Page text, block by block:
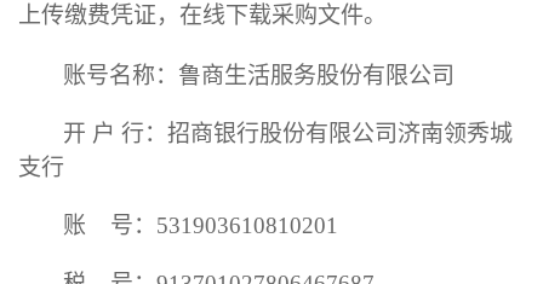
上传缴费凭证，在线下载采购文件。
账号名称：鲁商生活服务股份有限公司
开 户 行：招商银行股份有限公司济南领秀城
支行
账 号： 531903610810201